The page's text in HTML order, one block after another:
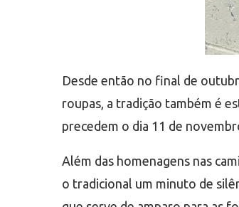
Desde então no final de
roupas, a tradição também é
precedem o dia 11 de
Além das homenagens nas
o tradicional um minuto de